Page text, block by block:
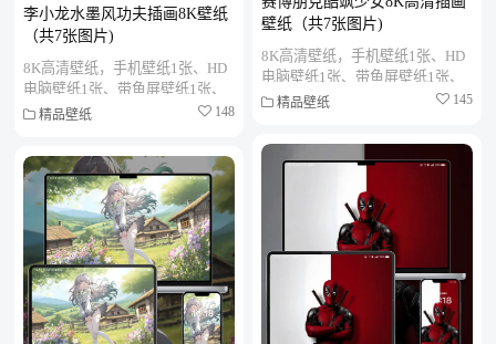
李小龙水墨风功夫插画8K壁纸
（共7张图片)
8K高清壁纸，手机壁纸1张、HD
电脑壁纸1张、带鱼屏壁纸1张、
折叠屏壁纸1张、MAC笔记本壁
精品壁纸 148
壁纸（共7张图片)
8K高清壁纸，手机壁纸1张、HD
电脑壁纸1张、带鱼屏壁纸1张、
折叠屏壁纸1张、MAC笔记本壁
精品壁纸 145